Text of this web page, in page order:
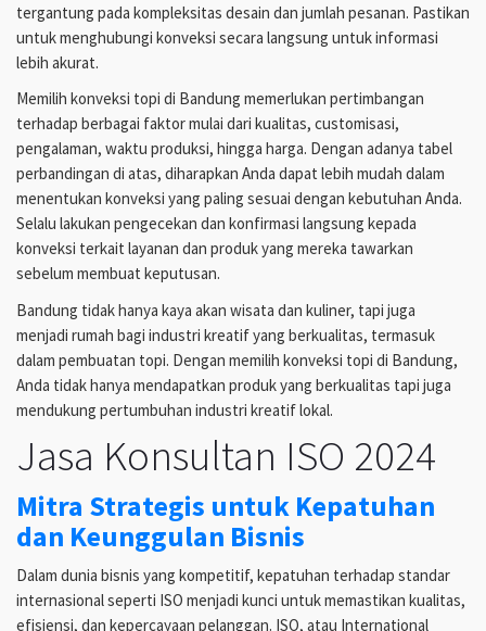
tergantung pada kompleksitas desain dan jumlah pesanan. Pastikan
untuk menghubungi konveksi secara langsung untuk informasi
lebih akurat.
Memilih konveksi topi di Bandung memerlukan pertimbangan
terhadap berbagai faktor mulai dari kualitas, customisasi,
pengalaman, waktu produksi, hingga harga. Dengan adanya tabel
perbandingan di atas, diharapkan Anda dapat lebih mudah dalam
menentukan konveksi yang paling sesuai dengan kebutuhan Anda.
Selalu lakukan pengecekan dan konfirmasi langsung kepada
konveksi terkait layanan dan produk yang mereka tawarkan
sebelum membuat keputusan.
Bandung tidak hanya kaya akan wisata dan kuliner, tapi juga
menjadi rumah bagi industri kreatif yang berkualitas, termasuk
dalam pembuatan topi. Dengan memilih konveksi topi di Bandung,
Anda tidak hanya mendapatkan produk yang berkualitas tapi juga
mendukung pertumbuhan industri kreatif lokal.
Jasa Konsultan ISO 2024
Mitra Strategis untuk Kepatuhan
dan Keunggulan Bisnis
Dalam dunia bisnis yang kompetitif, kepatuhan terhadap standar
internasional seperti ISO menjadi kunci untuk memastikan kualitas,
efisiensi, dan kepercayaan pelanggan. ISO, atau International